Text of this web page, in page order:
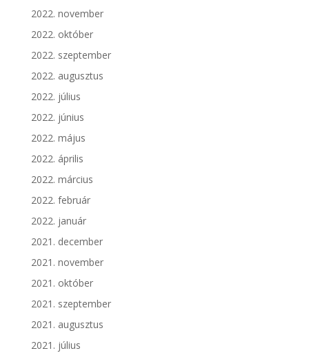
2022. november
2022. október
2022. szeptember
2022. augusztus
2022. július
2022. június
2022. május
2022. április
2022. március
2022. február
2022. január
2021. december
2021. november
2021. október
2021. szeptember
2021. augusztus
2021. július